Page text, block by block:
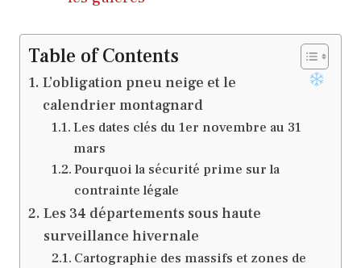
Table of Contents
L’obligation pneu neige et le
calendrier montagnard
Les dates clés du 1er novembre au 31
mars
Pourquoi la sécurité prime sur la
contrainte légale
Les 34 départements sous haute
surveillance hivernale
Cartographie des massifs et zones de